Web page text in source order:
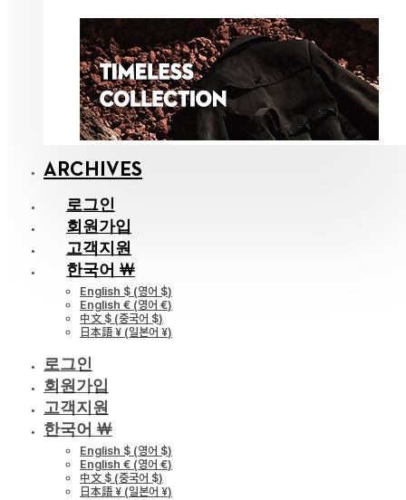
ARCHIVES
로그인
회원가입
고객지원
한국어 ￦
English $ (영어 $)
English € (영어 €)
中文 $ (중국어 $)
日本語 ¥ (일본어 ¥)
로그인
회원가입
고객지원
한국어 ￦
English $ (영어 $)
English € (영어 €)
中文 $ (중국어 $)
日本語 ¥ (일본어 ¥)